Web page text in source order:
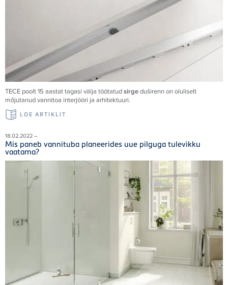
TECE poolt 15 aastat tagasi välja töötatudsirgeduširenn on oluliselt
mõjutanud vannitoa interjööri ja arhitektuuri.
LOE ARTIKLIT
18.02.2022 –
Mis paneb vannituba planeerides uue pilguga tulevikku
vaatama?